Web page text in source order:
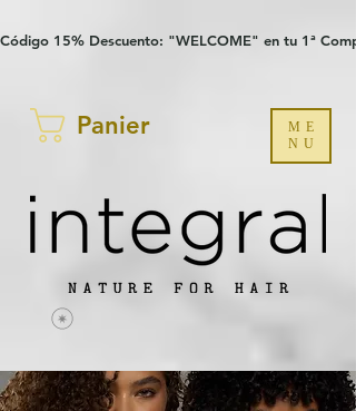
Código 15% Descuento: "WELCOME" en tu 1ª
Panier
ME
NU